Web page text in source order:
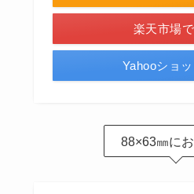
楽天市場
Yahooショ
88×63㎜に